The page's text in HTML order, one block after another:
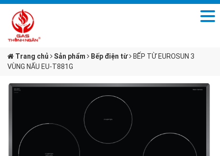
Trang chủ Sản phẩm Bếp điện từ
BẾP TỪ EUROSUN 3
VÙNG NẤU EU-T881G